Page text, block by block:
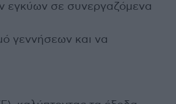
εγκύων σε συνεργαζόμενα
γεννήσεων και να